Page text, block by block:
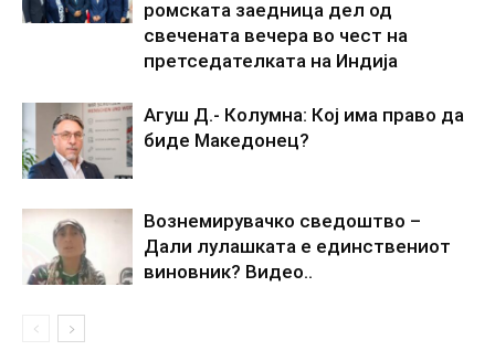
ромската заедница дел од
свечената вечера во чест на
претседателката на Индија
Агуш Д.- Колумна: Кој има право да
биде Македонец?
Вознемирувачко сведоштво –
Дали лулашката е единствениот
виновник? Видео..